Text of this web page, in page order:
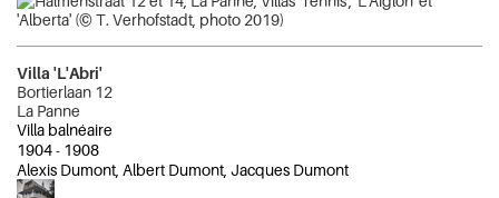
Villa 'L'Abri'
Bortierlaan 12
La Panne
Villa balnéaire
1904- 1908
Alexis Dumont, Albert Dumont, Jacques Dumont